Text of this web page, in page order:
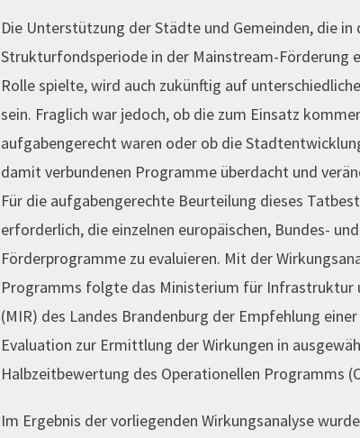
Die Unterstützung der Städte und Gemeinden, die in
Strukturfondsperiode in der Mainstream-Förderung
Rolle spielte, wird auch zukünftig auf
sein. Fraglich war jedoch, ob die zum Einsatz
aufgabengerecht waren oder ob die
damit verbundenen Programme überdacht und
Für die aufgabengerechte Beurteilung dieses
erforderlich, die einzelnen europäischen, Bundes-
Förderprogramme zu evaluieren. Mit der
Programms folgte das Ministerium für Infrastruktur
(MIR) des Landes Brandenburg der Empfehlung
Evaluation zur Ermittlung der Wirkungen in
Halbzeitbewertung des Operationellen Programms
Im Ergebnis der vorliegenden Wirkungsanalyse